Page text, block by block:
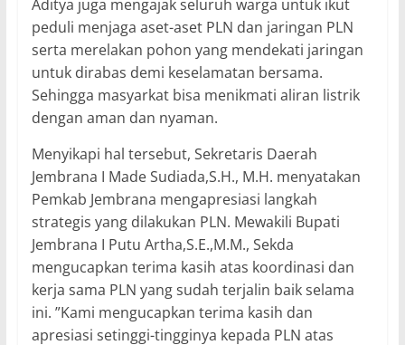
Aditya juga mengajak seluruh warga untuk ikut
peduli menjaga aset-aset PLN dan jaringan PLN
serta merelakan pohon yang mendekati jaringan
untuk dirabas demi keselamatan bersama.
Sehingga masyarkat bisa menikmati aliran listrik
dengan aman dan nyaman.
Menyikapi hal tersebut, Sekretaris Daerah
Jembrana I Made Sudiada,S.H., M.H. menyatakan
Pemkab Jembrana mengapresiasi langkah
strategis yang dilakukan PLN. Mewakili Bupati
Jembrana I Putu Artha,S.E.,M.M., Sekda
mengucapkan terima kasih atas koordinasi dan
kerja sama PLN yang sudah terjalin baik selama
ini. ”Kami mengucapkan terima kasih dan
apresiasi setinggi-tingginya kepada PLN atas